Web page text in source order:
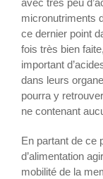
avec très peu
micronutriments
ce dernier point
fois très bien
important
dans leurs
pourra y
ne contenant
En partant de ce
d’alimentation
mobilité de la